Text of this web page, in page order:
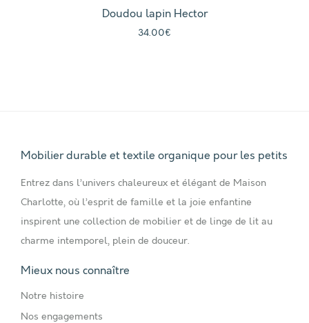
Doudou lapin Hector
34.00€
Mobilier durable et textile organique pour les petits
Entrez dans l’univers chaleureux et élégant de Maison
Charlotte, où l’esprit de famille et la joie enfantine
inspirent une collection de mobilier et de linge de lit au
charme intemporel, plein de douceur.
Mieux nous connaître
Notre histoire
Nos engagements